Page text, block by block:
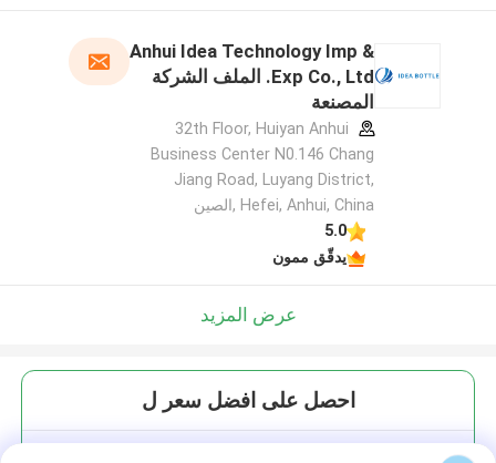
Anhui Idea Technology Imp &
Exp Co., Ltd. الملف الشركة
المصنعة
32th Floor, Huiyan Anhui
Business Center N0.146 Chang
Jiang Road, Luyang District,
Hefei, Anhui, China ,الصين
5.0
يدقّق ممون
عرض المزيد
احصل على افضل سعر ل